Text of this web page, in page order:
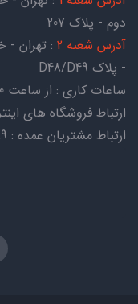
دوم - پلاک 207
آدرس شعبه 2
: تهران -
- پلاک D48/D49
ساعات کاری : از ساعت 09:00 تا ساعت 18:00
ارتباط فروشگاه های
ارتباط مشتریان عمده : 09029600889